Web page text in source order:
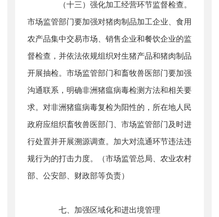
（十三）强化加工经营环节监督检查。
市场监管部门要加强对猪肉制品加工企业、食用
农产品集中交易市场、销售企业和餐饮企业的监
督检查，并依法依规组织对生猪产品和猪肉制品
开展抽检。市场监管部门和畜牧兽医部门要加强
沟通联系，明确非洲猪瘟病毒检测方法和相关要
求。对非洲猪瘟病毒复检为阳性的，所在地人民
政府应组织畜牧兽医部门、市场监管部门及时进
行处置并开展溯源调查。加大对流通环节违法违
规行为的打击力度。（市场监管总局、农业农村
部、公安部、财政部等负责）
七、加强区域化和进出境管理